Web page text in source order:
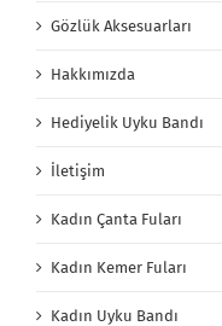
Gözlük Aksesuarları
Hakkımızda
Hediyelik Uyku Bandı
İletişim
Kadın Çanta Fuları
Kadın Kemer Fuları
Kadın Uyku Bandı